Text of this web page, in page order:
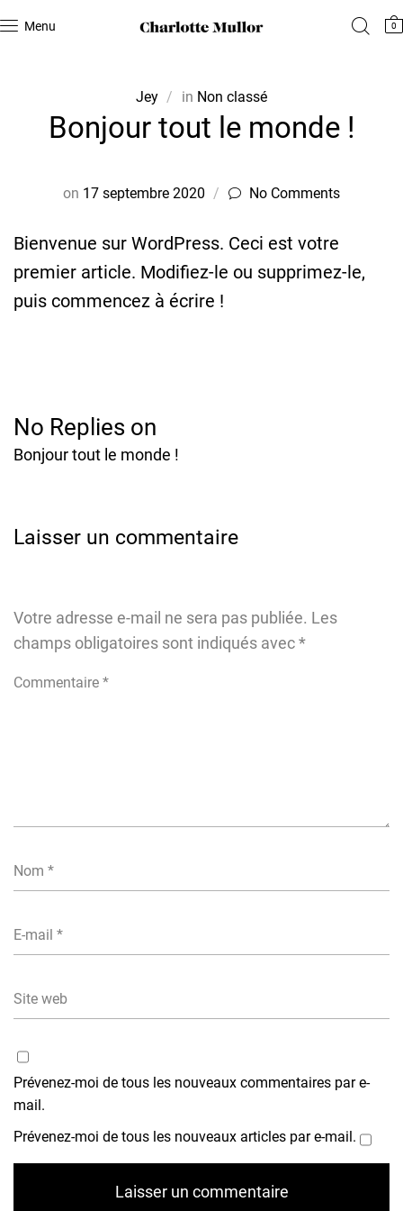
Menu 0
Jey in Non classé
Bonjour tout le monde !
on 17 septembre 2020 No Comments
Bienvenue sur WordPress. Ceci est votre
premier article. Modifiez-le ou supprimez-le,
puis commencez à écrire !
No Replies on
Bonjour tout le monde !
Laisser un commentaire
Votre adresse e-mail ne sera pas publiée. Les
champs obligatoires sont indiqués avec*
Prévenez-moi de tous les nouveaux commentaires par e-
mail.
Prévenez-moi de tous les nouveaux articles par e-mail.